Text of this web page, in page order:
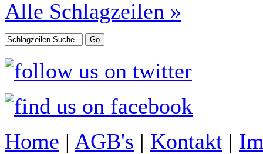
Alle Schlagzeilen »
Home | AGB's | Kontakt |